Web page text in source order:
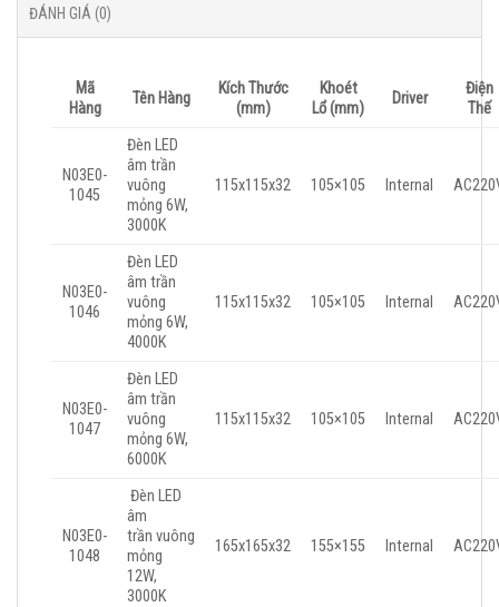
ĐÁNH GIÁ (0)
Mã
Hàng
Tên Hàng
Kích Thước
(mm)
Khoét
Lổ (mm)
Driver
Điện
Thế
N03E0-
1045
Đèn LED
âm trần
vuông
mỏng 6W,
3000K
115x115x32 105×105 Internal
N03E0-
1046
Đèn LED
âm trần
vuông
mỏng 6W,
4000K
115x115x32 105×105 Internal
N03E0-
1047
Đèn LED
âm trần
vuông
mỏng 6W,
6000K
115x115x32 105×105 Internal
N03E0-
1048
Đèn LED
âm
trần vuông
mỏng
12W,
3000K
165x165x32 155×155 Internal